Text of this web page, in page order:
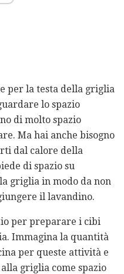
per la testa della griglia
lo spazio
di molto spazio
Ma hai anche bisogno
dal calore della
di spazio su
griglia in modo da non
il lavandino.
per preparare i cibi
Immagina la quantità
per queste attività e
griglia come spazio